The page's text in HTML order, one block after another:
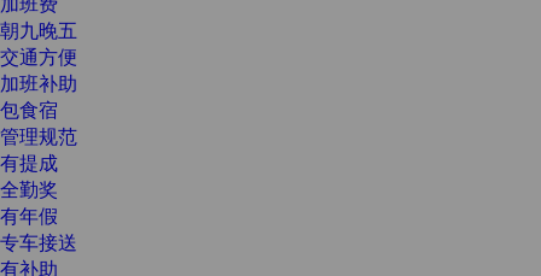
朝九晚五
交通方便
加班补助
包食宿
管理规范
有提成
全勤奖
有年假
专车接送
有补助